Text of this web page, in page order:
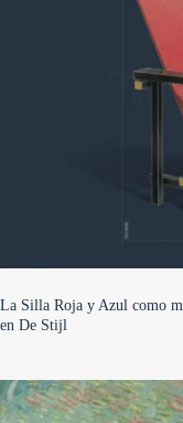
La Silla Roja y Azul como
en De Stijl